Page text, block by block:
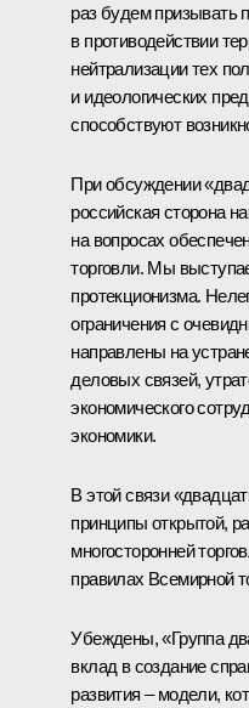
раз будем призывать
в противодействии
нейтрализации тех
и идеологических
способствуют
При обсуждении
российская сторона
на вопросах
торговли. Мы
протекционизма.
ограничения с
направлены на
деловых связей,
экономического
экономики.
В этой связи
принципы открытой,
многосторонней
правилах Всемирной
Убеждены, «Группа
вклад в создание
развития – модели,